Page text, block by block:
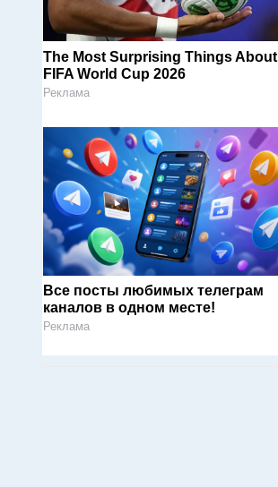
The Most Surprising Things About
FIFA World Cup 2026
Реклама
Все посты любимых телеграм
каналов в одном месте!
Реклама